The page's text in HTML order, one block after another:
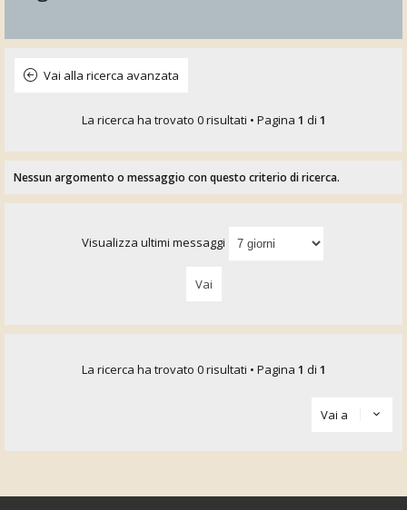
Vai alla ricerca avanzata
La ricerca ha trovato 0 risultati • Pagina 1 di 1
Nessun argomento o messaggio con questo criterio di ricerca.
Visualizza ultimi messaggi
La ricerca ha trovato 0 risultati • Pagina 1 di 1
Vai a